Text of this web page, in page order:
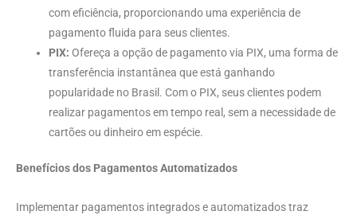
com eficiência, proporcionando uma experiência de
pagamento fluida para seus clientes.
PIX: Ofereça a opção de pagamento via PIX, uma forma de
transferência instantânea que está ganhando
popularidade no Brasil. Com o PIX, seus clientes podem
realizar pagamentos em tempo real, sem a necessidade de
cartões ou dinheiro em espécie.
Benefícios dos Pagamentos Automatizados
Implementar pagamentos integrados e automatizados traz